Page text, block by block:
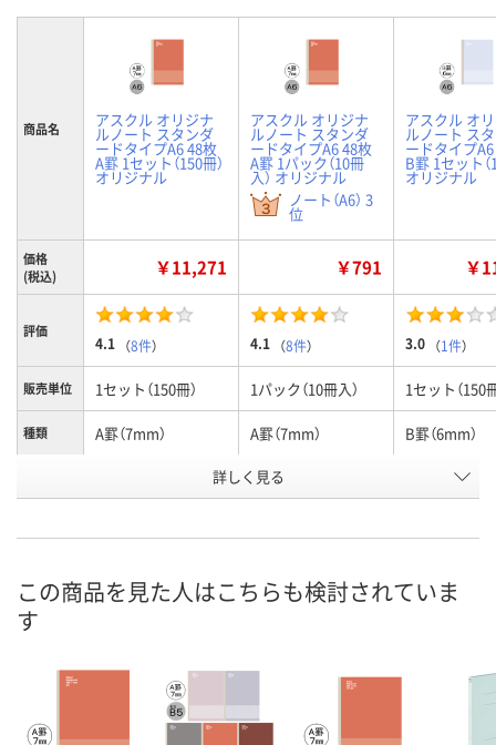
商品名 アスクル オリジナ
ルノート スタンダ
ードタイプA6 48枚
A罫 1セット（150冊）
オリジナル
アスクル オリジナ
ルノート スタンダ
ードタイプA6 48枚
A罫 1パック（10冊
入） オリジナル
ノート（A6） 3
位
アスクル オ
ルノート ス
ードタイプ
B罫 1セット（
オリジナル
価格
(税込)
￥11,271 ￥791 ￥
評価
4.1 （8件） 4.1 （8件） 3.0 （1件）
販売単位 1セット（150冊） 1パック（10冊入） 1セット（150
種類 A罫（7mm） A罫（7mm） B罫（6mm）
AP42075 AX06710
8月10日（月）
カゴへ カゴへ カ
詳しく見る
この商品を見た人はこちらも検討されていま
す